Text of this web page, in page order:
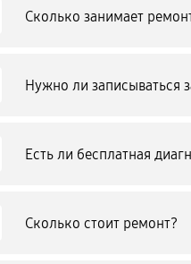
Сколько занимает
Нужно ли записываться
Есть ли бесплатная
Сколько стоит ремонт?